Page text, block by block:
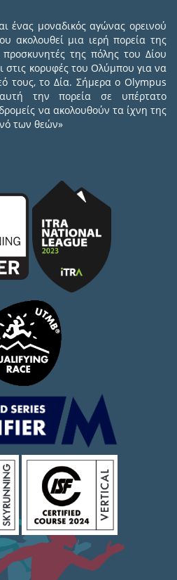
ένας μοναδικός αγώνας ορεινού
ακολουθεί μια ιερή πορεία της
της πόλης του Δίου
στις κορυφές του Ολύμπου για να
τους, το Δία. Σήμερα ο Olympus
την πορεία σε υπέρτατο
να ακολουθούν τα ίχνη της
των θεών»